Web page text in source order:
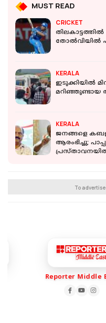
MUST READ
CRICKET
തോൽവിയിൽ
KERALA
ഇടുക്കിയില്‍
മറിഞ്ഞുണ്ടായ
KERALA
ജനങ്ങളെ
ആരംഭിച്ചു;
To
Reporter Middle